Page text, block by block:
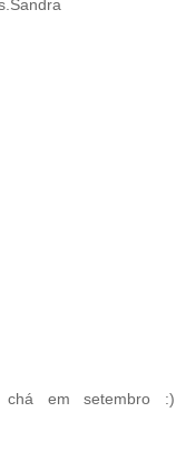
em setembro :)